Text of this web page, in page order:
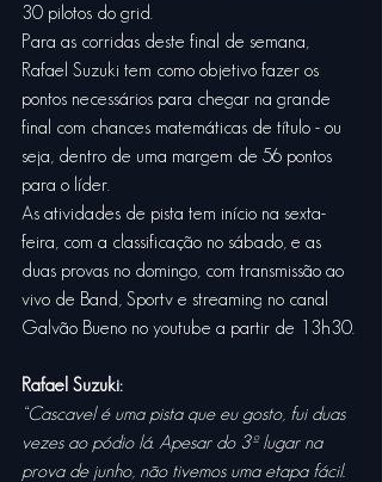
30 pilotos do grid.
Para as corridas deste final de semana,
Rafael Suzuki tem como objetivo fazer os
pontos necessários para chegar na grande
final com chances matemáticas de título - ou
seja, dentro de uma margem de 56 pontos
para o líder.
As atividades de pista tem início na sexta-
feira, com a classificação no sábado, e as
duas provas no domingo, com transmissão ao
vivo de Band, Sportv e streaming no canal
Galvão Bueno no youtube a partir de 13h30.
Rafael Suzuki:
“Cascavel é uma pista que eu gosto, fui duas
vezes ao pódio lá. Apesar do 3º lugar na
prova de junho, não tivemos uma etapa fácil.